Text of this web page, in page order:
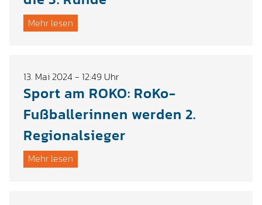
Mehr lesen
13. Mai 2024 - 12:49 Uhr
Sport am ROKO: RoKo-
Fußballerinnen werden 2.
Regionalsieger
Mehr lesen